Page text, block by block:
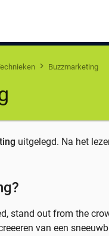
Buzzmarketing
uitgelegd. Na het
stand out from the
van een